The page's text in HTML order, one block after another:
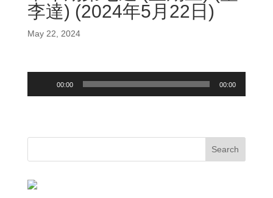
李達) (2024年5月22日)
May 22, 2024
00:00 00:00